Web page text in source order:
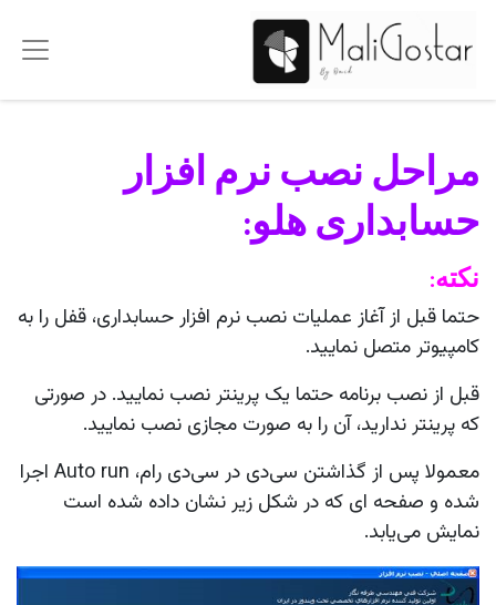
مراحل نصب نرم افزار
حسابداری هلو:
نكته:
حتما قبل از آغاز عمليات نصب نرم افزار حسابداری، قفل را به
كامپيوتر متصل نماييد.
قبل از نصب برنامه حتما يک پرينتر نصب نماييد. در صورتی
كه پرينتر نداريد، آن را به صورت مجازی نصب نماييد.
معمولا پس از گذاشتن سی‌دی در سی‌دی رام، Auto run اجرا
شده و صفحه ای که در شکل زیر نشان داده شده است
نمایش می‌یابد.